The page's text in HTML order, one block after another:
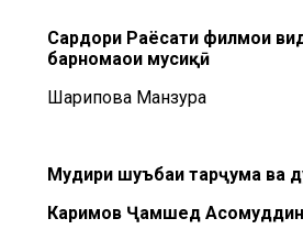
Сардори Раёсати филмҳои
барномаҳои мусиқӣ
Шарипова Манзура
Мудири шуъбаи тарҷума ва
Каримов Ҷамшед